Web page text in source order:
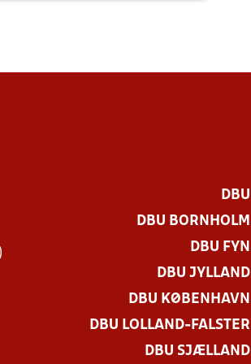
DBU
DBU BORNHOLM
DBU FYN
DBU JYLLAND
DBU KØBENHAVN
DBU LOLLAND-FALSTER
DBU SJÆLLAND